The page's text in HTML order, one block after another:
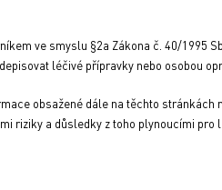
jako docetaxel ‚ který je
léčebného cyklu.
i po ukončení léčby
onemocnění či
ve smyslu §2a Zákona č. 40/1995
léčivé přípravky nebo osobou
obsažené dále na těchto
riziky a důsledky z toho plynoucími pro